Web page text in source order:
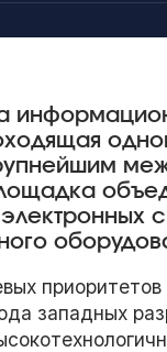
западных